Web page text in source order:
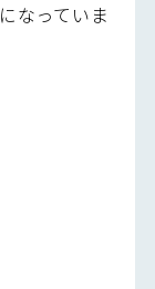
なっていま